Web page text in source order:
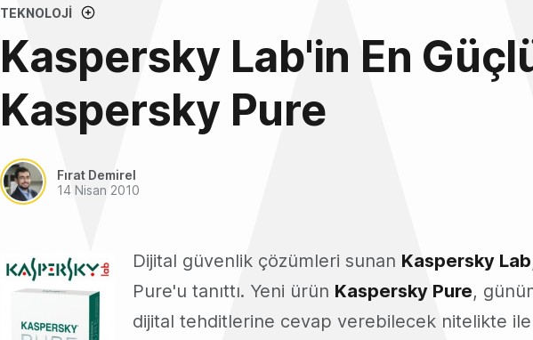
TEKNOLOJI
Kaspersky Lab'in En
Kaspersky Pure
Fırat Demirel
14 Nisan 2010
Dijital güvenlik çözümleri sunan Kaspersky Lab
Pure'u tanıttı. Yeni ürün Kaspersky Pure,
dijital tehditlerine cevap verebilecek nitelikte